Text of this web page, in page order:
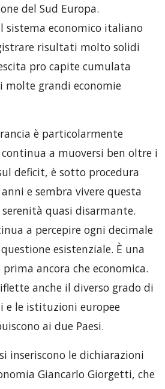
del Sud Europa.
sistema economico italiano
risultati molto solidi
pro capite cumulata
molte grandi economie
è particolarmente
a muoversi ben oltre i
deficit, è sotto procedura
e sembra vivere questa
quasi disarmante.
a percepire ogni decimale
esistenziale. È una
ancora che economica.
anche il diverso grado di
e le istituzioni europee
ai due Paesi.
inseriscono le dichiarazioni
Giancarlo Giorgetti, che